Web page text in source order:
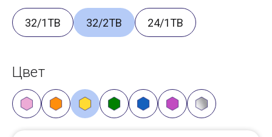
32/1TB 32/2TB 24/1TB
Цвет